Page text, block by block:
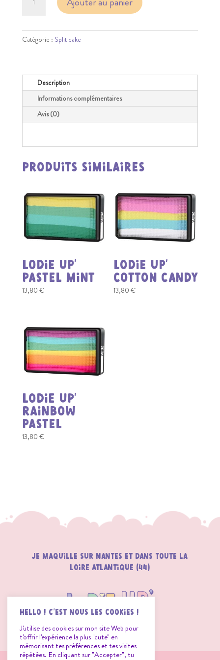
Sweety
Catégorie : Split cake
Description
Informations complémentaires
Avis (0)
Produits similaires
Lodie UP’
Pastel Mint
13,80 €
Lodie UP’
Cotton Candy
13,80€
Lodie UP’
Rainbow
Pastel
13,80 €
Je maquille sur Nantes et dans toute la
loire atlantique (44)
Hello ! C'est nous les Cookies !
J'utilise des cookies sur mon site Web pour
t'offrir l'expérience la plus "cute" en
mémorisant tes préférences et tes visites
répétées. En cliquant sur "Accepter", tu